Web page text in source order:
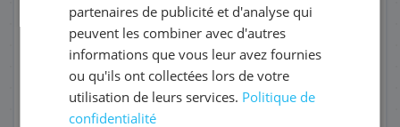
QUANTITÉ PAR LIVRAISON
DATE DE PREMIÈRE LIVRAISON SOUHAITÉE
partenaires de publicité et d'analyse qui
peuvent les combiner avec d'autres
informations que vous leur avez fournies
ou qu'ils ont collectées lors de votre
utilisation de leurs services. Politique de
confidentialité